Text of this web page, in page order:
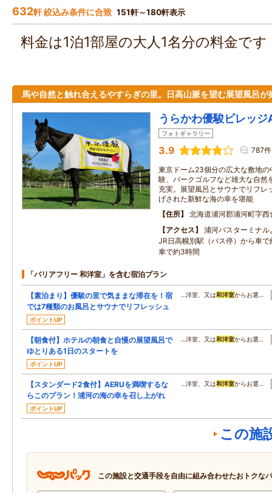
632軒 絞込み条件に合致 151軒～180軒表示
料金は1泊1部屋の大人1名分の料金で
馬や自然と触れ合えるやすらぎの里。日高山脈を望む展望風呂が
うらかわ優駿ビレッ
フォトギャラリー
3.9 787件
東京ドーム23個分の広大な敷地
験、パークゴルフなど雄大な自然
充実。展望風呂とサウナでリフレ
げされた新鮮な海の幸を堪能
住所
北海道浦河郡浦河町字
アクセス
浦河バスターミナ
JR日高幌別駅（バス停）から車
車で約3時間
「バリアフリー 和洋室」を含む宿泊プラン
【素泊まり】優駿の里で気ままな滞在を！宿
では7種類のお風呂とサウナでリフレッシュ
ポイントUP
…洋室、又は和洋室からお選…
【朝食付】ホテルの朝食と自慢の展望風呂で
ゆとりある1日のスタートを
ポイントUP
…洋室、又は和洋室からお選…
【スタンダード2食付】AERUを満喫するな
らこのプラン！浦河の海の幸を召し上がれ
ポイントUP
…洋室、又は和洋室からお選…
この施
この施設と交通手段を自由に組み合わせたおトクな